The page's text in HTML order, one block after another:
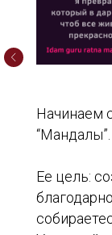
Начинаем
“Мандалы”.
Ее цель: